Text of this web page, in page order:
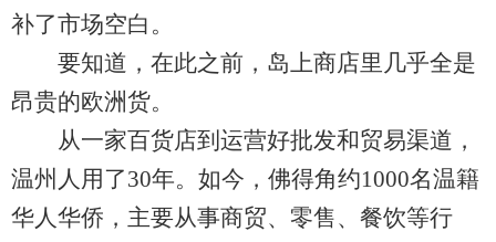
补了市场空白。
要知道，在此之前，岛上商店里几乎全是
昂贵的欧洲货。
从一家百货店到运营好批发和贸易渠道，
温州人用了30年。如今，佛得角约1000名温籍
华人华侨，主要从事商贸、零售、餐饮等行